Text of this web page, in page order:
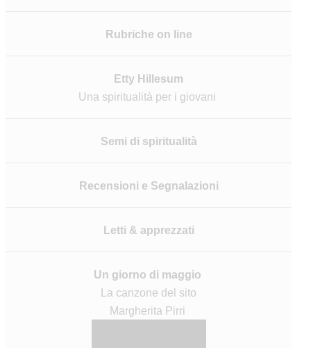
Rubriche on line
Etty Hillesum
Una spiritualità per i giovani
Semi di spiritualità
Recensioni e Segnalazioni
Letti & apprezzati
Un giorno di maggio
La canzone del sito
Margherita Pirri